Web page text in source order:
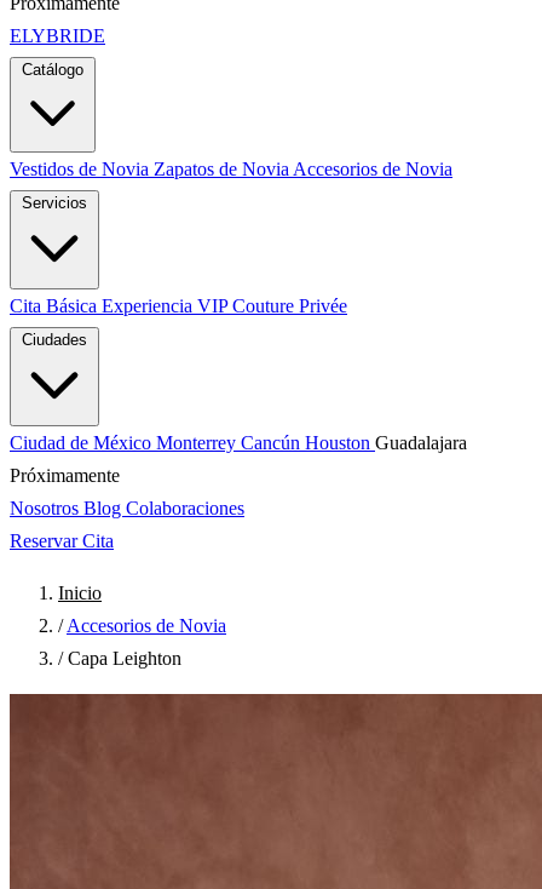
ELYBRIDE
Catálogo
Vestidos de Novia Zapatos de Novia Accesorios de Novia
Servicios
Cita Básica Experiencia VIPCouture Privée
Ciudades
Ciudad de México Monterrey Cancún Houston Guadalajara
Próximamente
Nosotros Blog Colaboraciones
Reservar Cita
Inicio
/ Accesorios de Novia
/ Capa Leighton